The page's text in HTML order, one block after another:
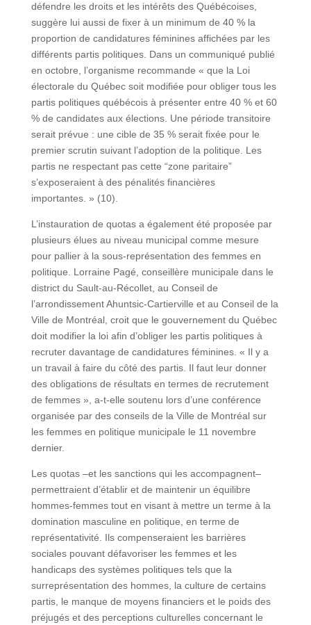
défendre les droits et les intérêts des Québécoises,
suggère lui aussi de fixer à un minimum de 40 % la
proportion de candidatures féminines affichées par les
différents partis politiques. Dans un communiqué publié
en octobre, l’organisme recommande « que la Loi
électorale du Québec soit modifiée pour obliger tous les
partis politiques québécois à présenter entre 40 % et 60
% de candidates aux élections. Une période transitoire
serait prévue : une cible de 35 % serait fixée pour le
premier scrutin suivant l’adoption de la politique. Les
partis ne respectant pas cette “zone paritaire”
s’exposeraient à des pénalités financières
importantes. » (10).
L’instauration de quotas a également été proposée par
plusieurs élues au niveau municipal comme mesure
pour pallier à la sous-représentation des femmes en
politique. Lorraine Pagé, conseillère municipale dans le
district du Sault-au-Récollet, au Conseil de
l’arrondissement Ahuntsic-Cartierville et au Conseil de la
Ville de Montréal, croit que le gouvernement du Québec
doit modifier la loi afin d’obliger les partis politiques à
recruter davantage de candidatures féminines. « Il y a
un travail à faire du côté des partis. Il faut leur donner
des obligations de résultats en termes de recrutement
de femmes », a-t-elle soutenu lors d’une conférence
organisée par des conseils de la Ville de Montréal sur
les femmes en politique municipale le 11 novembre
dernier.
Les quotas –et les sanctions qui les accompagnent–
permettraient d’établir et de maintenir un équilibre
hommes-femmes tout en visant à mettre un terme à la
domination masculine en politique, en terme de
représentativité. Ils compenseraient les barrières
sociales pouvant défavoriser les femmes et les
handicaps des systèmes politiques tels que la
surreprésentation des hommes, la culture de certains
partis, le manque de moyens financiers et le poids des
préjugés et des perceptions culturelles concernant le